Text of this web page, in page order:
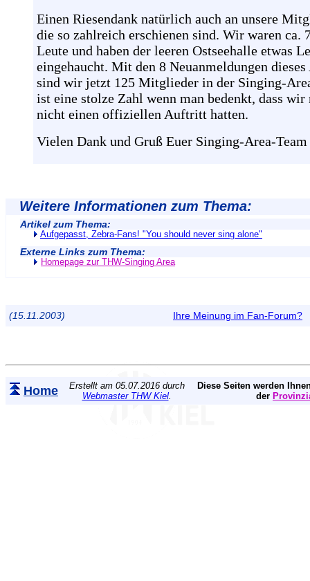
Einen Riesendank natürlich auch an unsere
die so zahlreich erschienen sind. Wir waren ca.
Leute und haben der leeren Ostseehalle etwas
eingehaucht. Mit den 8 Neuanmeldungen dieses
sind wir jetzt 125 Mitglieder in der Singing-
ist eine stolze Zahl wenn man bedenkt, dass wir
nicht einen offiziellen Auftritt hatten.
Vielen Dank und Gruß Euer Singing-Area-Team
Weitere Informationen zum Thema:
Artikel zum Thema:
Aufgepasst, Zebra-Fans! "You should never sing alone"
Externe Links zum Thema:
Homepage zur THW-Singing Area
(15.11.2003) Ihre Meinung im Fan-Forum?
Home
Erstellt am 05.07.2016 durch
Webmaster THW Kiel.
Diese Seiten werden
der